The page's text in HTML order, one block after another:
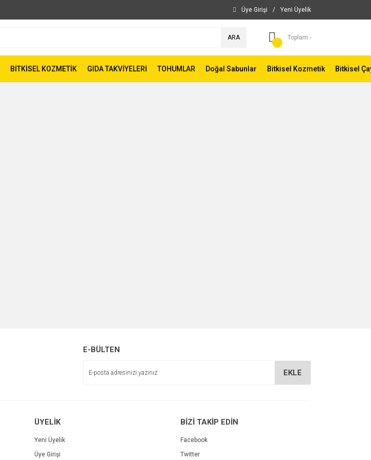
Üye Girişi / Yeni Üyelik
ARA Toplam -
BİTKİSEL KOZMETİK GIDA TAKVİYELERİ TOHUMLAR Doğal Sabunlar Bitkisel Kozmetik Bitkisel
E-BÜLTEN
EKLE
ÜYELİK
Yeni Üyelik
Üye Girişi
BİZİ TAKİP EDİN
Facebook
Twitter